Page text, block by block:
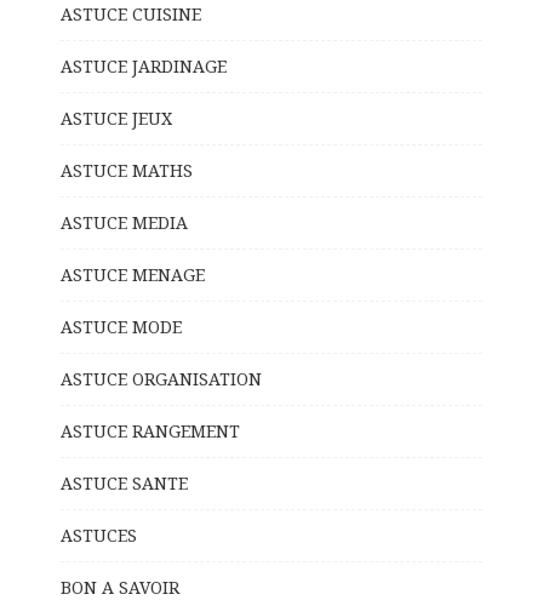
ASTUCE CUISINE
ASTUCE JARDINAGE
ASTUCE JEUX
ASTUCE MATHS
ASTUCE MEDIA
ASTUCE MENAGE
ASTUCE MODE
ASTUCE ORGANISATION
ASTUCE RANGEMENT
ASTUCE SANTE
ASTUCES
BON A SAVOIR